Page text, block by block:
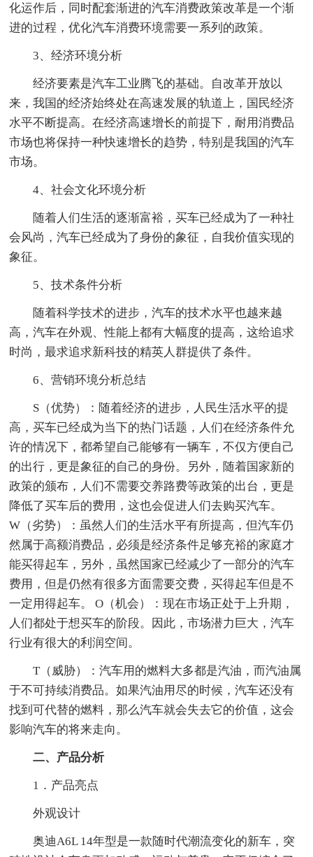
化运作后，同时配套渐进的汽车消费政策改革是一个渐
进的过程，优化汽车消费环境需要一系列的政策。
3、经济环境分析
经济要素是汽车工业腾飞的基础。自改革开放以
来，我国的经济始终处在高速发展的轨道上，国民经济
水平不断提高。在经济高速增长的前提下，耐用消费品
市场也将保持一种快速增长的趋势，特别是我国的汽车
市场。
4、社会文化环境分析
随着人们生活的逐渐富裕，买车已经成为了一种社
会风尚，汽车已经成为了身份的象征，自我价值实现的
象征。
5、技术条件分析
随着科学技术的进步，汽车的技术水平也越来越
高，汽车在外观、性能上都有大幅度的提高，这给追求
时尚，最求追求新科技的精英人群提供了条件。
6、营销环境分析总结
S（优势）：随着经济的进步，人民生活水平的提
高，买车已经成为当下的热门话题，人们在经济条件允
许的情况下，都希望自己能够有一辆车，不仅方便自己
的出行，更是象征的自己的身份。另外，随着国家新的
政策的颁布，人们不需要交养路费等政策的出台，更是
降低了买车后的费用，这也会促进人们去购买汽车。
W（劣势）：虽然人们的生活水平有所提高，但汽车仍
然属于高额消费品，必须是经济条件足够充裕的家庭才
能买得起车，另外，虽然国家已经减少了一部分的汽车
费用，但是仍然有很多方面需要交费，买得起车但是不
一定用得起车。 O（机会）：现在市场正处于上升期，
人们都处于想买车的阶段。因此，市场潜力巨大，汽车
行业有很大的利润空间。
T（威胁）：汽车用的燃料大多都是汽油，而汽油属
于不可持续消费品。如果汽油用尽的时候，汽车还没有
找到可代替的燃料，那么汽车就会失去它的价值，这会
影响汽车的将来走向。
二、产品分析
1．产品亮点
外观设计
奥迪A6L 14年型是一款随时代潮流变化的新车，突